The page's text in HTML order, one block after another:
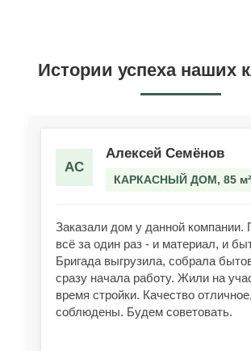
Истории успеха наших
АС
Алексей Семёнов
КАРКАСНЫЙ ДОМ, 85 м²
Заказали дом у данной компании.
всё за один раз - и материал, и
Бригада выгрузила, собрала
сразу начала работу. Жили на
время стройки. Качество
соблюдены. Будем советовать.